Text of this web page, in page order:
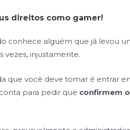
direitos como gamer!
conhece alguém que já levou
vezes, injustamente.
que você deve tomar é entrar
para pedir que confirmem